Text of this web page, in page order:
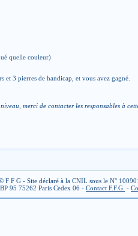
quelle couleur)
3 pierres de handicap, et vous avez gagné.
merci de contacter les responsables à
F F G - Site déclaré à la CNIL sous le N°
95 75262 Paris Cedex 06 - Contact F.F.G. -